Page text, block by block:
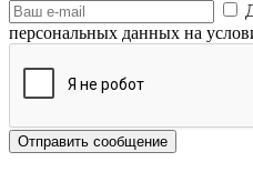
персональных данных на
Отправить сообщение